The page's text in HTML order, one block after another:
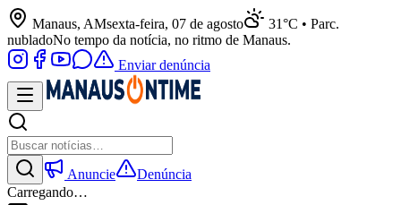
Manaus, AMsexta-feira, 07 de agosto
31°C • Parc.
nubladoNo tempo da notícia, no ritmo de Manaus.
Enviar denúncia
Anuncie
Denúncia
Carregando…